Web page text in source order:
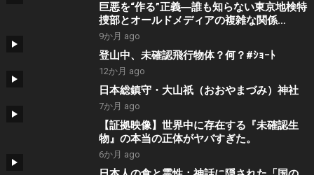
巨悪を“作る”正義―誰も知らない東京地検特
捜部とオールドメディアの複雑な関係
【NoBorder#21】
9か月 ago
登山中、未確認飛行物体？何？#ｼｮｰﾄ
12か月 ago
日本総鎮守・大山祇（おおやまづみ）神社
7か月 ago
【証拠映像】世界中に存在する『未確認生
物』の本当の正体がヤバすぎた。
6か月 ago